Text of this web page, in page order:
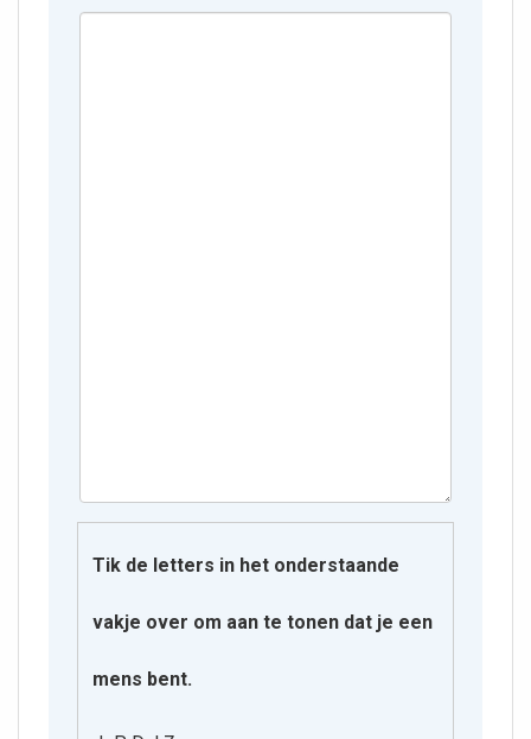
Tik de letters in het onderstaande
vakje over om aan te tonen dat je een
mens bent.